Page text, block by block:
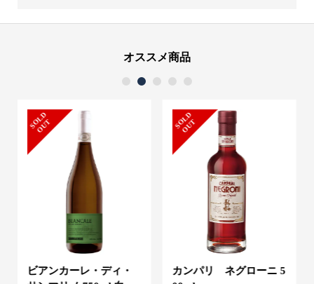
オススメ商品
S
O
L
D
O
U
T
ビアンカーレ・ディ・
S
O
L
D
O
U
T
カンパリ ネグローニ 5
2